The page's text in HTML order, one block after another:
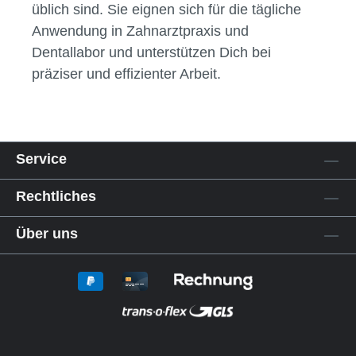
üblich sind. Sie eignen sich für die tägliche
Anwendung in Zahnarztpraxis und
Dentallabor und unterstützen Dich bei
präziser und effizienter Arbeit.
Service
Rechtliches
Über uns